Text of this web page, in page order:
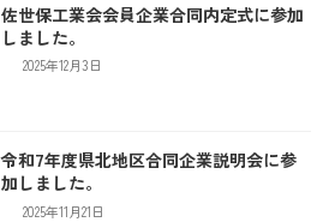
佐世保工業会会員企業合同内定式に参加
しました。
2025年12月3日
令和7年度県北地区合同企業説明会に参
加しました。
2025年11月21日